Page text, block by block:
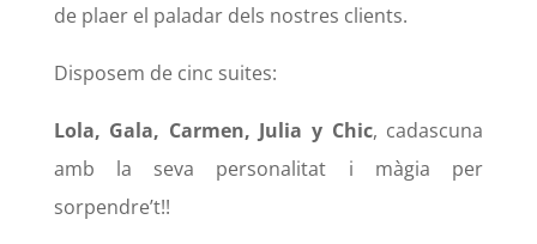
de plaer el paladar dels nostres clients.
Disposem de cinc suites:
Lola, Gala, Carmen, Julia y Chic, cadascuna
amb la seva personalitat i màgia per
sorpendre’t!!